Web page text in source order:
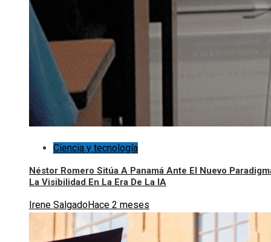
Ciencia y tecnología
Néstor Romero Sitúa A Panamá Ante El Nuevo
La Visibilidad En La Era De La IA
Irene SalgadoHace 2 meses